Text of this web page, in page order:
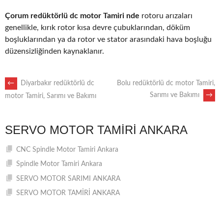
Çorum redüktörlü dc motor Tamiri nde rotoru arızaları
genellikle, kırık rotor kısa devre çubuklarından, döküm
boşluklarından ya da rotor ve stator arasındaki hava boşluğu
düzensizliğinden kaynaklanır.
POST
←
Diyarbakır redüktörlü dc
motor Tamiri, Sarımı ve Bakımı
Bolu redüktörlü dc motor Tamiri,
Sarımı ve Bakımı
→
SERVO MOTOR TAMIRI ANKARA
CNC Spindle Motor Tamiri Ankara
Spindle Motor Tamiri Ankara
SERVO MOTOR SARIMI ANKARA
SERVO MOTOR TAMİRİ ANKARA